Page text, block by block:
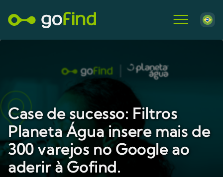
Case de sucesso: Filtros
Planeta Água insere mais de
300 varejos no Google ao
aderir à Gofind.